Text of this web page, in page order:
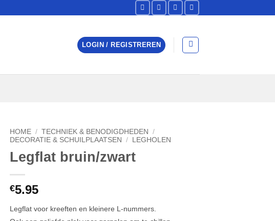
LOGIN / REGISTREREN
HOME / TECHNIEK & BENODIGDHEDEN
/
DECORATIE & SCHUILPLAATSEN
/ LEGHOLEN
Legflat bruin/zwart
€5.95
Legflat voor kreeften en kleinere L-nummers.